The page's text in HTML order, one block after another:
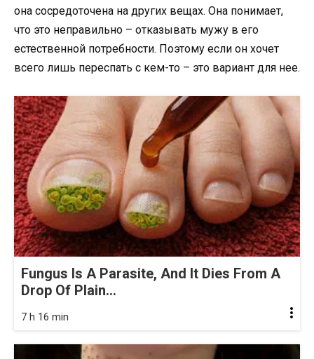
она сосредоточена на других вещах. Она понимает,
что это неправильно – отказывать мужу в его
естественной потребности. Поэтому если он хочет
всего лишь переспать с кем-то – это вариант для нее.
Fungus Is A Parasite, And It Dies From A
Drop Of Plain...
7 h 16 min